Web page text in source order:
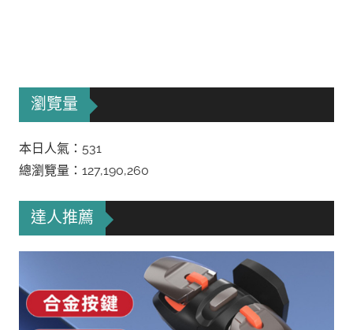
瀏覽量
本日人氣：531
總瀏覽量：127,190,260
達人推薦